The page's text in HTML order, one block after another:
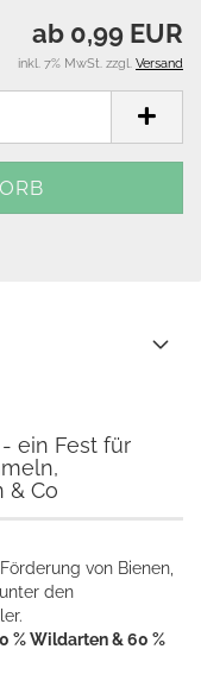
ab 0,99 EUR
inkl. 7% MwSt. zzgl. Versand
ein Fest für
& Co
von Bienen,
den
% Wildarten & 60 %